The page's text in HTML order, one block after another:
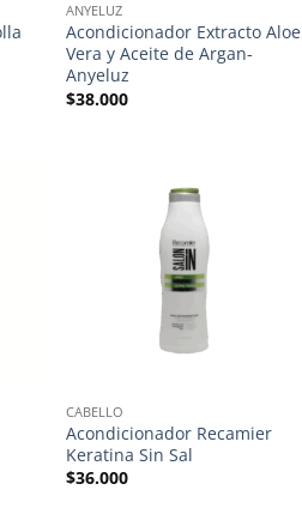
ANYELUZ
Acondicionador Extracto Aloe
Vera y Aceite de Argan-
Anyeluz
$38.000
CABELLO
Acondicionador Recamier
Keratina Sin Sal
$36.000